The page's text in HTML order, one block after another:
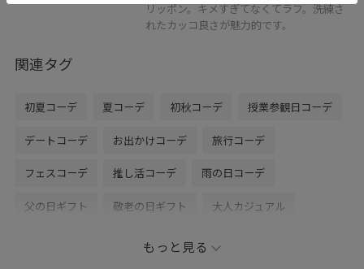
リッポン。キメすぎてなくてラフ。洗練さ
れたカッコ良さが魅力的です。
関連タグ
初夏コーデ 夏コーデ 初秋コーデ 授業参観日コーデ
デートコーデ お出かけコーデ 旅行コーデ
フェスコーデ 推し活コーデ 雨の日コーデ
父の日ギフト 敬老の日ギフト 大人カジュアル
パンツスタイル モノトーンコーデ
もっと見る